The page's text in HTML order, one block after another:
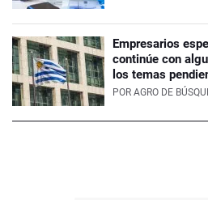
Empresarios
continúe con
los temas
POR AGRO DE